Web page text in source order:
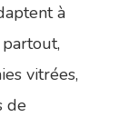
à
vitrées,
de